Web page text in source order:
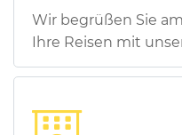
Wir begrüßen Sie
Ihre Reisen mit